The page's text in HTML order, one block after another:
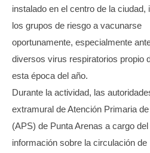
instalado en el centro de la
los grupos de riesgo a vacunarse
oportunamente, especialmente
diversos virus respiratorios propio
esta época del año.
Durante la actividad, las
extramural de Atención Primaria
(APS) de Punta Arenas a cargo
información sobre la circulación de